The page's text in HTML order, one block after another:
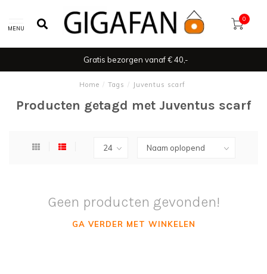
MENU
0
Gratis bezorgen vanaf € 40,-
Home / Tags / Juventus scarf
Producten getagd met Juventus scarf
Geen producten gevonden!
GA VERDER MET WINKELEN